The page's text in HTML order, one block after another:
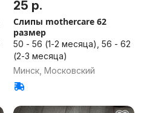
25 р.
Слипы mothercare 62
размер
50 - 56 (1-2 месяца), 56 - 62
(2-3 месяца)
Минск, Московский